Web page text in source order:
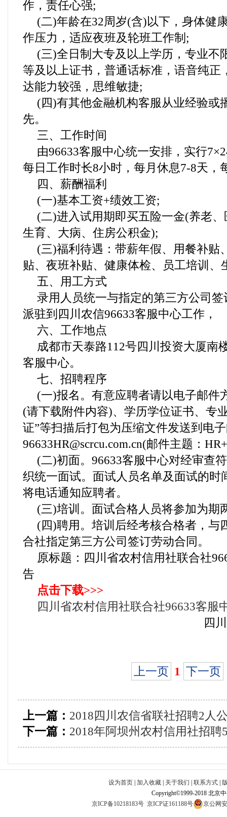
作，责任心强;
(二)年龄在32周岁(含)以下，身体健
作压力，适应夜班及轮班工作制;
(三)全日制大专及以上学历，专业不
等及以上证书，普通话标准，语音纯正
达能力较强，思维敏捷;
(四)有其他金融机构客服从业经验或
先。
三、工作时间
由96633客服中心统一安排，实行
每日工作时长8小时，每月休息7-8天，
四、薪酬福利
(一)基本工资+绩效工资;
(二)进入试用期即买五险一金(养老
生育、大病、住房公积金);
(三)福利待遇：带薪年假、用餐补贴
贴、夜班补贴、健康体检、员工培训、
五、用工方式
录用人员统一与指定的第三方公司
派驻到四川农信96633客服中心工作，
六、工作地点
成都市天泰路112号四川投资大厦南
客服中心。
七、招聘程序
(一)报名。有意应聘者请以电子邮件
(请下载附件内容)、学历学位证书、专
证”等扫描后打包为压缩文件发送到电
96633HR@scrcu.com.cn(邮件主题：
(二)初面。96633客服中心对经审查
织统一面试。面试人员名单及面试的时
将电话通知应聘者。
(三)培训。面试合格人员将参加为期
(四)聘用。培训后经考核合格者，与
合社指定第三方公司签订劳动合同。
原标题：四川省农村信用社联合社
告
点击下载>>>
四川省农村信用社联合社96633客服
四
上一页 1 下一页
上一篇： 2018四川农信省联社招聘2人
下一篇： 2018年阿坝州农村信用社招聘
设为首页 加入收藏 关于我们 联系方式
Copyright©1999-2018 北京
京ICP备10218183号 京ICP证161188号 京公网